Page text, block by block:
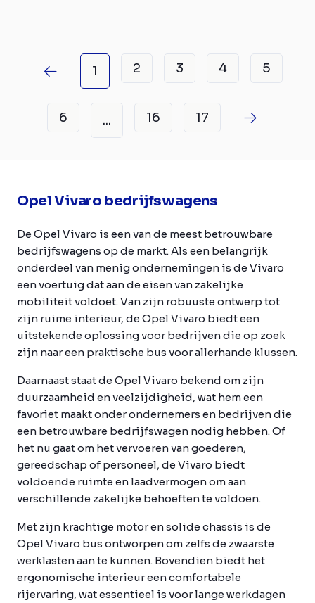
1 2 3 4 5
6 ... 16 17
Opel Vivaro bedrijfswagens
De Opel Vivaro is een van de meest betrouwbare
bedrijfswagens op de markt. Als een belangrijk
onderdeel van menig ondernemingen is de Vivaro
een voertuig dat aan de eisen van zakelijke
mobiliteit voldoet. Van zijn robuuste ontwerp tot
zijn ruime interieur, de Opel Vivaro biedt een
uitstekende oplossing voor bedrijven die op zoek
zijn naar een praktische bus voor allerhande klussen.
Daarnaast staat de Opel Vivaro bekend om zijn
duurzaamheid en veelzijdigheid, wat hem een
favoriet maakt onder ondernemers en bedrijven die
een betrouwbare bedrijfswagen nodig hebben. Of
het nu gaat om het vervoeren van goederen,
gereedschap of personeel, de Vivaro biedt
voldoende ruimte en laadvermogen om aan
verschillende zakelijke behoeften te voldoen.
Met zijn krachtige motor en solide chassis is de
Opel Vivaro bus ontworpen om zelfs de zwaarste
werklasten aan te kunnen. Bovendien biedt het
ergonomische interieur een comfortabele
rijervaring, wat essentieel is voor lange werkdagen